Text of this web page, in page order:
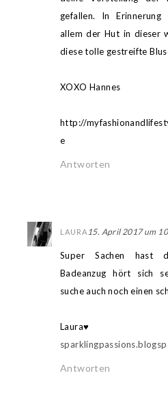
gefallen. In
allem der Hut in dieser
diese tolle gestreifte
XOXO Hannes
http://
e
Antworten
LAURA15. April 2017 um
Super Sachen hast
Badeanzug hört sich
suche auch noch einen
Laura♥
Antworten